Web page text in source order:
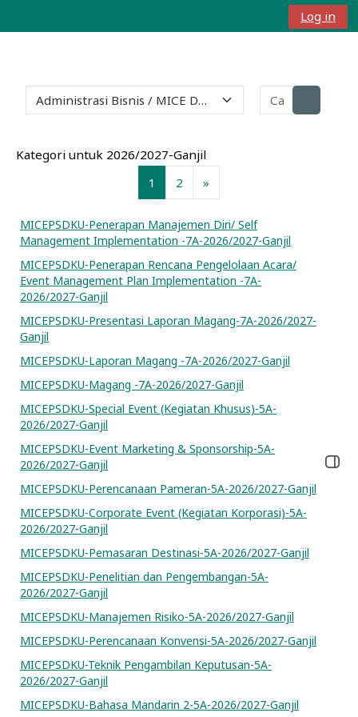
Panel samping
Alihkan input
Log in
Buka
Kategori kursus
Cari kursus
Cari
Kategori untuk 2026/2027-Ganjil
1 Halaman 1
2 Halaman 2
»
MICEPSDKU-Penerapan Manajemen Diri/ Self
Management Implementation -7A-2026/2027-Ganjil
MICEPSDKU-Penerapan Rencana Pengelolaan Acara/
Event Management Plan Implementation -7A-
2026/2027-Ganjil
MICEPSDKU-Presentasi Laporan Magang-7A-2026/2027-
Ganjil
MICEPSDKU-Laporan Magang -7A-2026/2027-Ganjil
MICEPSDKU-Magang -7A-2026/2027-Ganjil
MICEPSDKU-Special Event (Kegiatan Khusus)-5A-
2026/2027-Ganjil
MICEPSDKU-Event Marketing & Sponsorship-5A-
2026/2027-Ganjil
MICEPSDKU-Perencanaan Pameran-5A-2026/2027-Ganjil
MICEPSDKU-Corporate Event (Kegiatan Korporasi)-5A-
2026/2027-Ganjil
MICEPSDKU-Pemasaran Destinasi-5A-2026/2027-Ganjil
MICEPSDKU-Penelitian dan Pengembangan-5A-
2026/2027-Ganjil
MICEPSDKU-Manajemen Risiko-5A-2026/2027-Ganjil
MICEPSDKU-Perencanaan Konvensi-5A-2026/2027-Ganjil
MICEPSDKU-Teknik Pengambilan Keputusan-5A-
2026/2027-Ganjil
MICEPSDKU-Bahasa Mandarin 2-5A-2026/2027-Ganjil